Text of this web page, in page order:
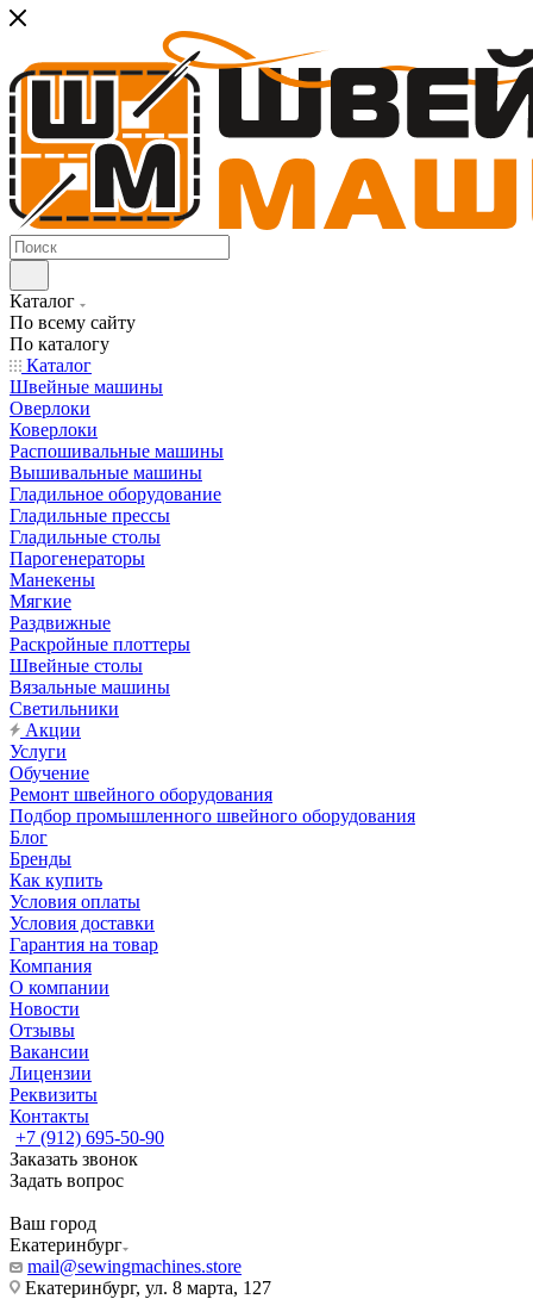
Каталог
По всему сайту
По каталогу
Каталог
Швейные машины
Оверлоки
Коверлоки
Распошивальные машины
Вышивальные машины
Гладильное оборудование
Гладильные прессы
Гладильные столы
Парогенераторы
Манекены
Мягкие
Раздвижные
Раскройные плоттеры
Швейные столы
Вязальные машины
Светильники
Акции
Услуги
Обучение
Ремонт швейного оборудования
Подбор промышленного швейного оборудования
Блог
Бренды
Как купить
Условия оплаты
Условия доставки
Гарантия на товар
Компания
О компании
Новости
Отзывы
Вакансии
Лицензии
Реквизиты
Контакты
+7 (912) 695-50-90
Заказать звонок
Задать вопрос
Ваш город
Екатеринбург
mail@sewingmachines.store
Екатеринбург, ул. 8 марта, 127